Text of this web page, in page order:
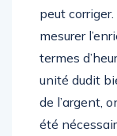
peut
mesurer
termes
unité dudit
de l’argent,
été